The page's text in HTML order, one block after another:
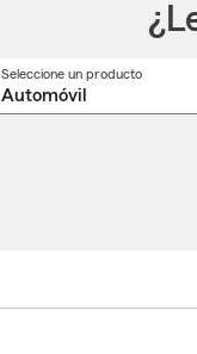
Seleccione un productoSeleccione